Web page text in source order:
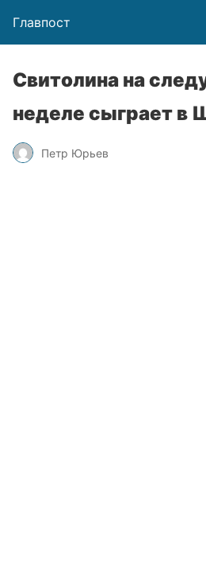
Главпост
Свитолина на
неделе сыграет в
Петр Юрьев